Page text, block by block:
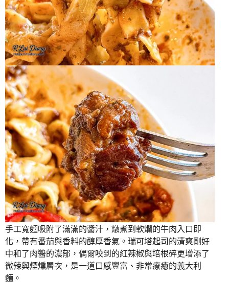
手工寬麵吸附了滿滿的醬汁，燉煮到軟爛的牛肉入口即
化，帶有番茄與香料的醇厚香氣。瑞可塔起司的清爽剛好
中和了肉醬的濃郁，偶爾咬到的紅辣椒與培根碎更增添了
微辣與煙燻層次，是一道口感豐富、非常療癒的義大利
麵。